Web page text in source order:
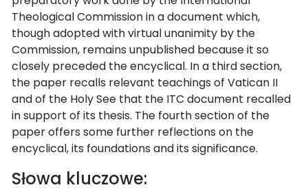
Theological Commission in a document which,
though adopted with virtual unanimity by the
Commission, remains unpublished because it so
closely preceded the encyclical. In a third section,
the paper recalls relevant teachings of Vatican II
and of the Holy See that the ITC document recalled
in support of its thesis. The fourth section of the
paper offers some further reflections on the
encyclical, its foundations and its significance.
Słowa kluczowe: